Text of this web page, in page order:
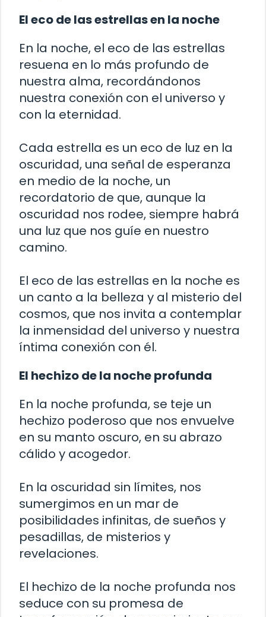
El eco de las estrellas en la noche
En la noche, el eco de las estrellas
resuena en lo más profundo de
nuestra alma, recordándonos
nuestra conexión con el universo y
con la eternidad.
Cada estrella es un eco de luz en la
oscuridad, una señal de esperanza
en medio de la noche, un
recordatorio de que, aunque la
oscuridad nos rodee, siempre habrá
una luz que nos guíe en nuestro
camino.
El eco de las estrellas en la noche es
un canto a la belleza y al misterio del
cosmos, que nos invita a contemplar
la inmensidad del universo y nuestra
íntima conexión con él.
El hechizo de la noche profunda
En la noche profunda, se teje un
hechizo poderoso que nos envuelve
en su manto oscuro, en su abrazo
cálido y acogedor.
En la oscuridad sin límites, nos
sumergimos en un mar de
posibilidades infinitas, de sueños y
pesadillas, de misterios y
revelaciones.
El hechizo de la noche profunda nos
seduce con su promesa de